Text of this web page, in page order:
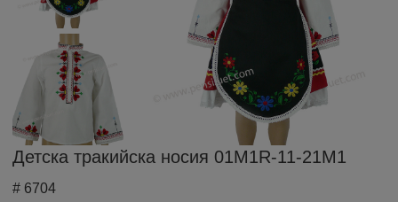
Детска тракийска носия 01M1R-11-21M1
# 6704